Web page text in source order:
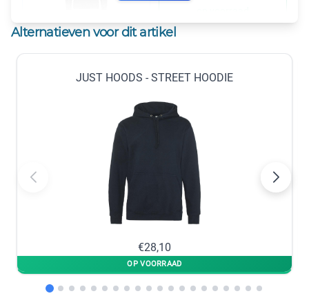
HEATHER GREY
M
+
S
−
op voorraad op voorraad
NEW FRENCH NAVY
−
Alternatieven voor dit artikel
JUST HOODS - STREET HOODIE
€28,10